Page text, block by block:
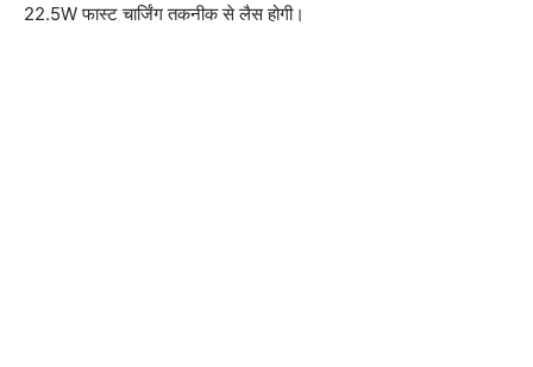
22.5W फास्ट चार्जिंग तकनीक से लैस होगी।